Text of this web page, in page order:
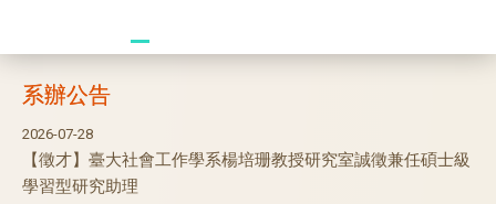
系辦公告
2026-07-28
【徵才】臺大社會工作學系楊培珊教授研究室誠徵兼任碩士級
學習型研究助理